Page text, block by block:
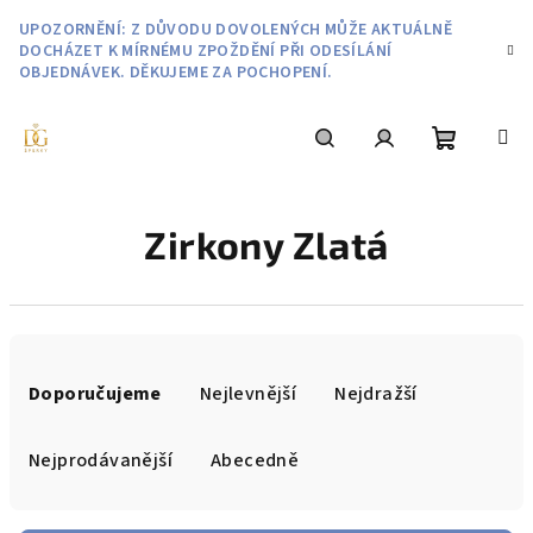
obsah
UPOZORNĚNÍ: Z DŮVODU DOVOLENÝCH MŮŽE AKTUÁLNĚ
DOCHÁZET K MÍRNÉMU ZPOŽDĚNÍ PŘI ODESÍLÁNÍ
OBJEDNÁVEK. DĚKUJEME ZA POCHOPENÍ.
Zirkony Zlatá
Doporučujeme Nejlevnější Nejdražší
Nejprodávanější Abecedně